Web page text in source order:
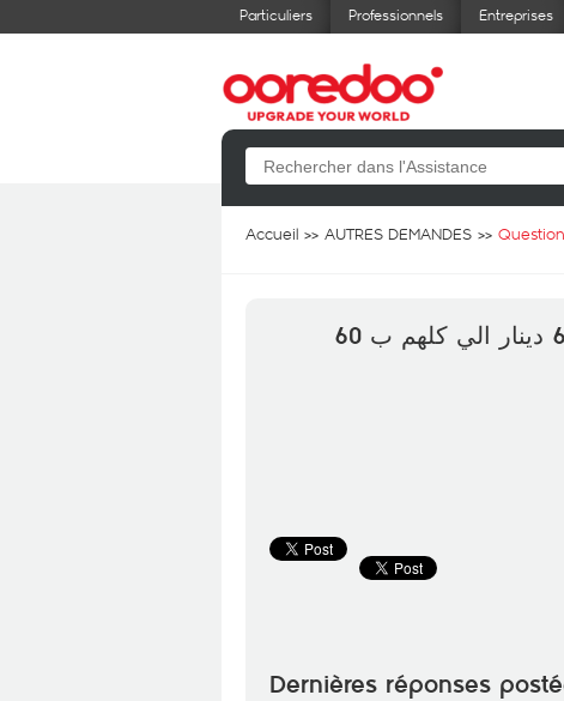
Particuliers Professionnels Entreprises
Accueil AUTRES DEMANDES
Dernières réponses